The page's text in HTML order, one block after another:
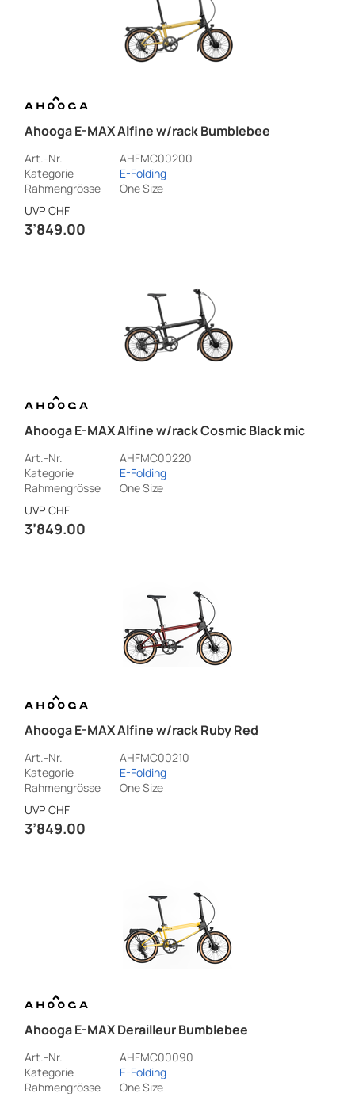
Ahooga E-MAX Alfine w/rack Bumblebee
Art.-Nr.
AHFMC00200
Kategorie
E-Folding
Rahmengrösse
One Size
UVP CHF
3’849.00
Ahooga E-MAX Alfine w/rack Cosmic Black mic
Art.-Nr.
AHFMC00220
Kategorie
E-Folding
Rahmengrösse
One Size
UVP CHF
3’849.00
Ahooga E-MAX Alfine w/rack Ruby Red
Art.-Nr.
AHFMC00210
Kategorie
E-Folding
Rahmengrösse
One Size
UVP CHF
3’849.00
Ahooga E-MAX Derailleur Bumblebee
Art.-Nr.
AHFMC00090
Kategorie
E-Folding
Rahmengrösse
One Size